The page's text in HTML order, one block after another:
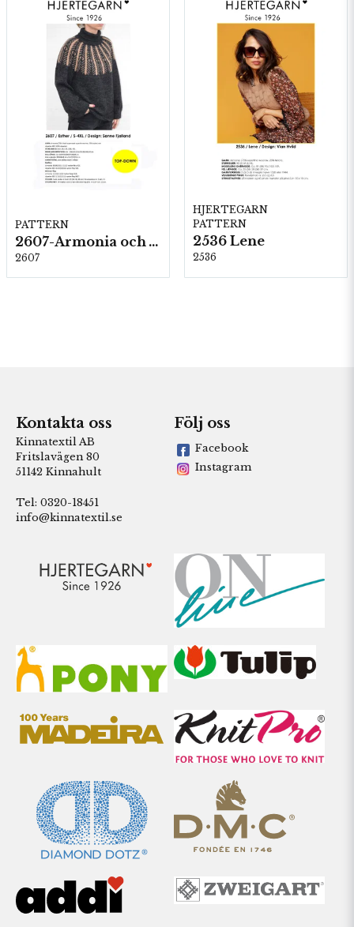
PATTERN
2607-Armonia och Alpaca 400
2607
HJERTEGARN
PATTERN
2536 Lene
2536
Kontakta oss
Kinnatextil AB
Fritslavägen 80
51142 Kinnahult
Tel: 0320-18451
info@kinnatextil.se
Följ oss
Facebook
Instagram